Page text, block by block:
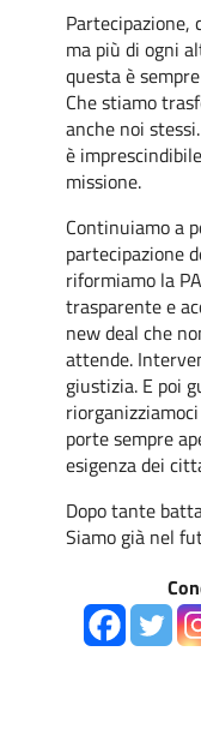
Partecipazione,
ma più di ogni
questa è
Che stiamo
anche noi
è
missione.
Continuiamo a
partecipazione
riformiamo la
trasparente e
new deal che
attende.
giustizia. E poi
porte sempre
esigenza dei
Dopo tante
Siamo già nel